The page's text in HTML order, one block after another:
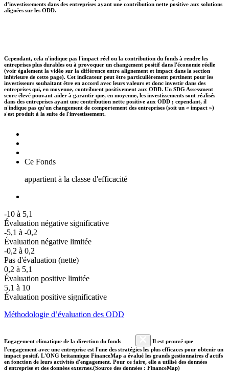
d’investissements dans des entreprises ayant une contribution nette positive aux solutions
alignées sur les ODD.
Cependant, cela n'indique pas l'impact réel ou la contribution du fonds à rendre les
entreprises plus durables ou à provoquer un changement positif dans l'économie réelle
(voir également la vidéo sur la différence entre alignement et impact dans la section
inférieure de cette page). Cet indicateur peut être particulièrement pertinent pour les
investisseurs souhaitant être en accord avec leurs valeurs et donc investir dans des
entreprises qui, en moyenne, contribuent positivement aux ODD. Un SDG Assessment
score élevé pouvant aider à garantir que, en moyenne, les investissements sont réalisés
dans des entreprises ayant une contribution nette positive aux ODD ; cependant, il
n'indique pas qu'un changement de comportement des entreprises (soit un « impact »)
s'est produit à la suite de l'investissement.
Ce Fonds
appartient à la classe d'efficacité
-10 à 5,1
Évaluation négative significative
-5,1 à -0,2
Évaluation négative limitée
-0,2 à 0,2
Pas d'évaluation (nette)
0,2 à 5,1
Évaluation positive limitée
5,1 à 10
Évaluation positive significative
Méthodologie d’évaluation des ODD
Engagement climatique de la direction du fonds
Il est prouvé que
l'engagement avec une entreprise est l'une des stratégies les plus efficaces pour obtenir un
impact positif. L'ONG britannique FinanceMap a évalué les grands gestionnaires d'actifs
en fonction de leurs activités d'engagement. Pour ce faire, elle a utilisé des données
d'entreprise et des données externes.(Source des données : FinanceMap)